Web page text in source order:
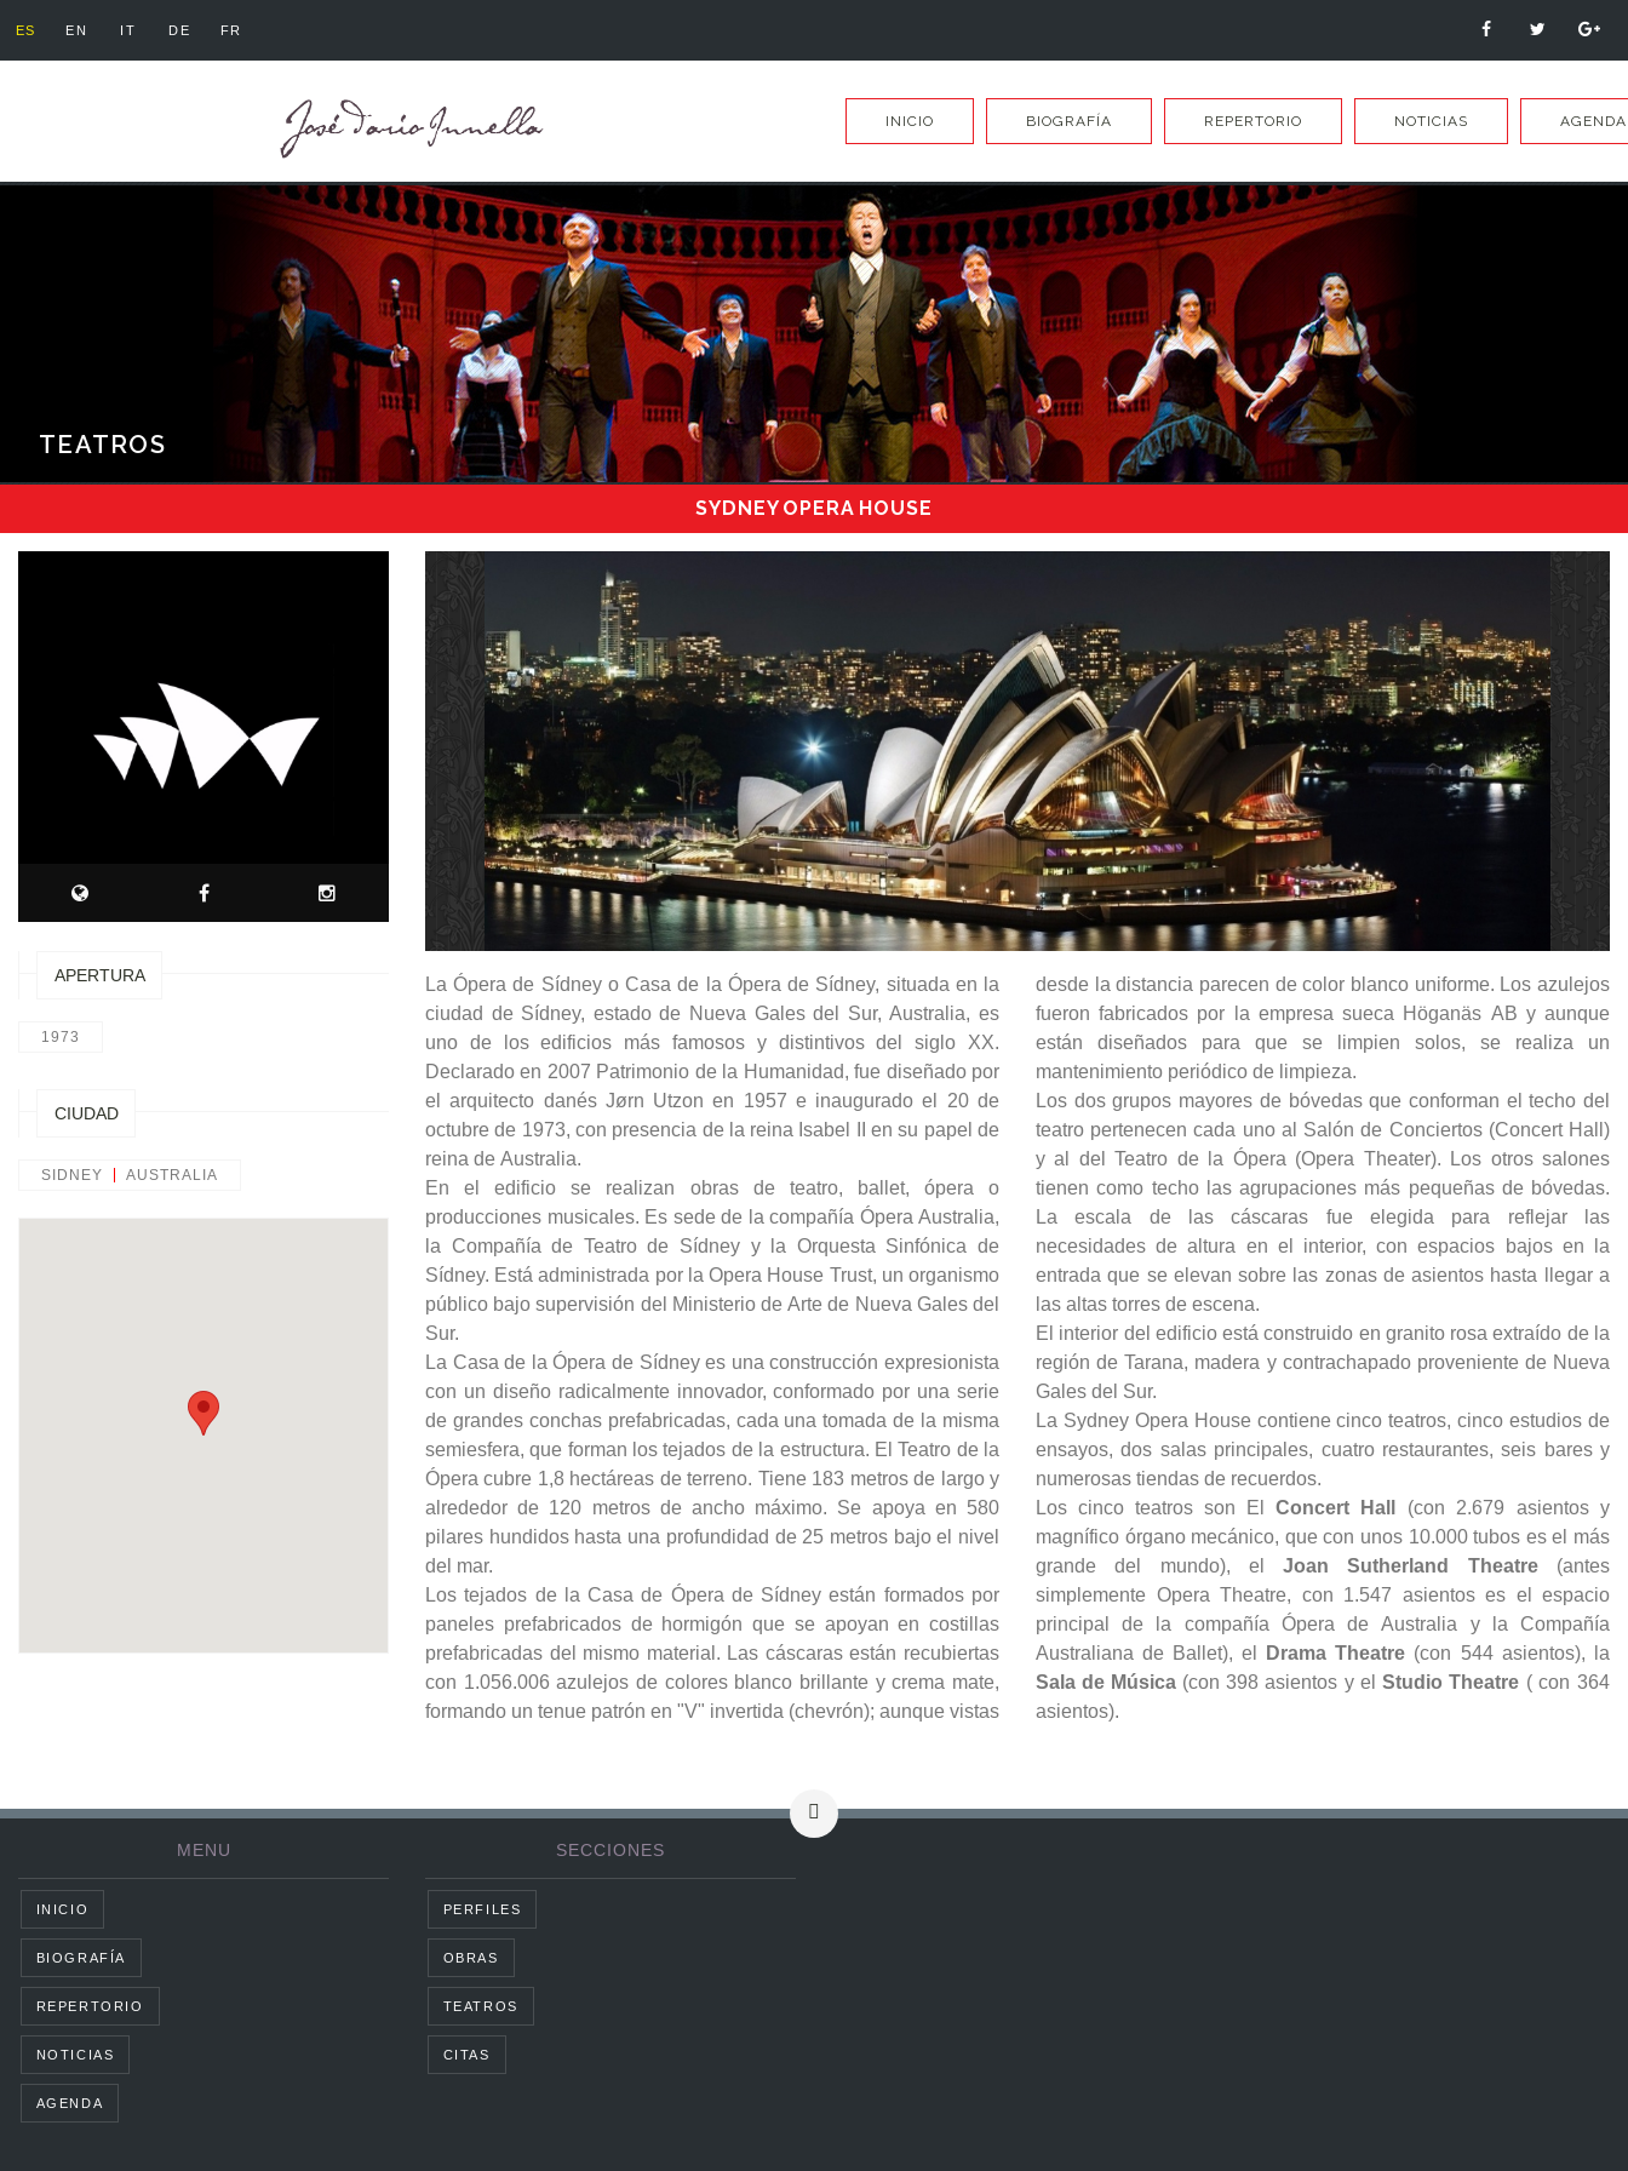
ES EN IT DE FR
INICIO BIOGRAFÍA REPERTORIO NOTICIAS AGENDA
TEATROS
SYDNEY OPERA HOUSE
APERTURA
1973
CIUDAD
SIDNEY AUSTRALIA
La Ópera de Sídney o Casa de la Ópera de Sídney, situada en la
ciudad de Sídney, estado de Nueva Gales del Sur, Australia, es
uno de los edificios más famosos y distintivos del siglo XX.
Declarado en 2007 Patrimonio de la Humanidad, fue diseñado por
el arquitecto danés Jørn Utzon en 1957 e inaugurado el 20 de
octubre de 1973, con presencia de la reina Isabel II en su papel de
reina de Australia.
En el edificio se realizan obras de teatro, ballet, ópera o
producciones musicales. Es sede de la compañía Ópera Australia,
la Compañía de Teatro de Sídney y la Orquesta Sinfónica de
Sídney. Está administrada por la Opera House Trust, un organismo
público bajo supervisión del Ministerio de Arte de Nueva Gales del
Sur.
La Casa de la Ópera de Sídney es una construcción expresionista
con un diseño radicalmente innovador, conformado por una serie
de grandes conchas prefabricadas, cada una tomada de la misma
semiesfera, que forman los tejados de la estructura. El Teatro de la
Ópera cubre 1,8 hectáreas de terreno. Tiene 183 metros de largo y
alrededor de 120 metros de ancho máximo. Se apoya en 580
pilares hundidos hasta una profundidad de 25 metros bajo el nivel
del mar.
Los tejados de la Casa de Ópera de Sídney están formados por
paneles prefabricados de hormigón que se apoyan en costillas
prefabricadas del mismo material. Las cáscaras están recubiertas
con 1.056.006 azulejos de colores blanco brillante y crema mate,
formando un tenue patrón en "V" invertida (chevrón); aunque vistas
desde la distancia parecen de color blanco uniforme. Los azulejos
fueron fabricados por la empresa sueca Höganäs AB y aunque
están diseñados para que se limpien solos, se realiza un
mantenimiento periódico de limpieza.
Los dos grupos mayores de bóvedas que conforman el techo del
teatro pertenecen cada uno al Salón de Conciertos (Concert Hall)
y al del Teatro de la Ópera (Opera Theater). Los otros salones
tienen como techo las agrupaciones más pequeñas de bóvedas.
La escala de las cáscaras fue elegida para reflejar las
necesidades de altura en el interior, con espacios bajos en la
entrada que se elevan sobre las zonas de asientos hasta llegar a
las altas torres de escena.
El interior del edificio está construido en granito rosa extraído de la
región de Tarana, madera y contrachapado proveniente de Nueva
Gales del Sur.
La Sydney Opera House contiene cinco teatros, cinco estudios de
ensayos, dos salas principales, cuatro restaurantes, seis bares y
numerosas tiendas de recuerdos.
Los cinco teatros son El
Concert Hall
(con 2.679 asientos y
magnífico órgano mecánico, que con unos 10.000 tubos es el más
grande del mundo), el Joan Sutherland Theatre (antes
simplemente Opera Theatre, con 1.547 asientos es el espacio
principal de la compañía Ópera de Australia y la Compañía
Australiana de Ballet), el
Drama Theatre (con 544 asientos), la
Sala de Música (con 398 asientos y el Studio Theatre ( con 364
asientos).
MENU
INICIO
BIOGRAFÍA
REPERTORIO
NOTICIAS
AGENDA
SECCIONES
PERFILES
OBRAS
TEATROS
CITAS